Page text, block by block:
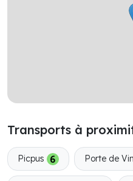
Transports à
Picpus Porte de